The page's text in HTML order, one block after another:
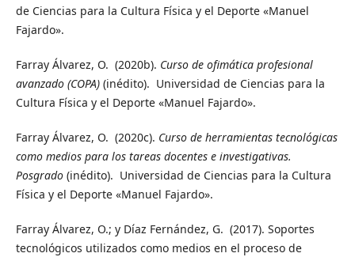
de Ciencias para la Cultura Física y el Deporte «Manuel
Fajardo».
Farray Álvarez, O. (2020b). Curso de ofimática profesional
avanzado(COPA)(inédito). Universidad de Ciencias para la
Cultura Física y el Deporte «Manuel Fajardo».
Farray Álvarez, O. (2020c). Curso de herramientas tecnológicas
como medios para los tareas docentes e investigativas.
Posgrado (inédito). Universidad de Ciencias para la Cultura
Física y el Deporte «Manuel Fajardo».
Farray Álvarez, O.; y Díaz Fernández, G. (2017). Soportes
tecnológicos utilizados como medios en el proceso de